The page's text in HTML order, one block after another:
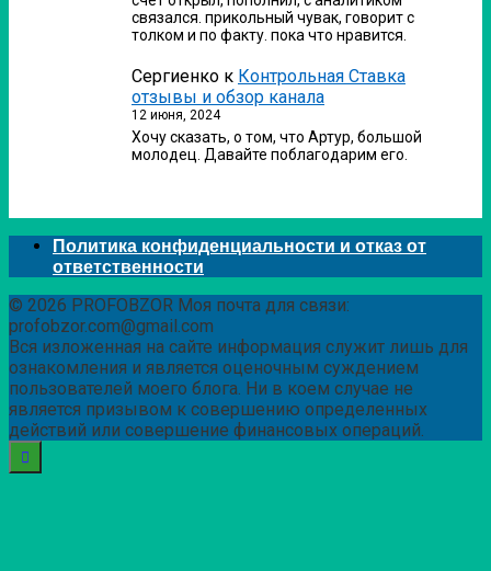
связался. прикольный чувак, говорит с
толком и по факту. пока что нравится.
Сергиенко к Контрольная Ставка
отзывы и обзор канала
12 июня, 2024
Хочу сказать, о том, что Артур, большой
молодец. Давайте поблагодарим его.
Политика конфиденциальности и отказ от
ответственности
© 2026 PROFOBZOR Моя почта для связи:
profobzor.com@gmail.com
Вся изложенная на сайте информация служит лишь для
ознакомления и является оценочным суждением
пользователей моего блога. Ни в коем случае не
является призывом к совершению определенных
действий или совершение финансовых операций.